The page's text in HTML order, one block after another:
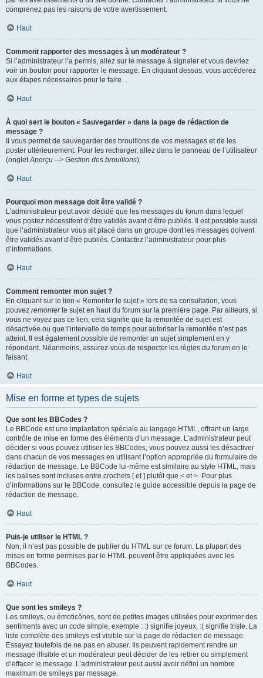
comprenez pas les raisons de votre avertissement.
Haut
Comment rapporter des messages à un modérateur ?
Si l’administrateur l’a permis, allez sur le message à signaler et vous devriez
voir un bouton pour rapporter le message. En cliquant dessus, vous accéderez
aux étapes nécessaires pour le faire.
Haut
À quoi sert le bouton « Sauvegarder » dans la page de rédaction de
message ?
Il vous permet de sauvegarder des brouillons de vos messages et de les
poster ultérieurement. Pour les recharger, allez dans le panneau de l’utilisateur
(ongletAperçu --> Gestion des brouillons).
Haut
Pourquoi mon message doit être validé ?
L’administrateur peut avoir décidé que les messages du forum dans lequel
vous postez nécessitent d’être validés avant d’être publiés. Il est possible aussi
que l’administrateur vous ait placé dans un groupe dont les messages doivent
être validés avant d’être publiés. Contactez l’administrateur pour plus
d’informations.
Haut
Comment remonter mon sujet ?
En cliquant sur le lien « Remonter le sujet » lors de sa consultation, vous
pouvez remonterle sujet en haut du forum sur la première page. Par ailleurs, si
vous ne voyez pas ce lien, cela signifie que la remontée de sujet est
désactivée ou que l’intervalle de temps pour autoriser la remontée n’est pas
atteint. Il est également possible de remonter un sujet simplement en y
répondant. Néanmoins, assurez-vous de respecter les règles du forum en le
faisant.
Haut
Mise en forme et types de sujets
Que sont les BBCodes ?
Le BBCode est une implantation spéciale au langage HTML, offrant un large
contrôle de mise en forme des éléments d’un message. L’administrateur peut
décider si vous pouvez utiliser les BBCodes, vous pouvez aussi les désactiver
dans chacun de vos messages en utilisant l’option appropriée du formulaire de
rédaction de message. Le BBCode lui-même est similaire au style HTML, mais
les balises sont incluses entre crochets [ et ] plutôt que < et >. Pour plus
d’informations sur le BBCode, consultez le guide accessible depuis la page de
rédaction de message.
Haut
Puis-je utiliser le HTML ?
Non, il n’est pas possible de publier du HTML sur ce forum. La plupart des
mises en forme permises par le HTML peuvent être appliquées avec les
BBCodes.
Haut
Que sont les smileys ?
Les smileys, ou émoticônes, sont de petites images utilisées pour exprimer des
sentiments avec un code simple, exemple : :) signifie joyeux, :( signifie triste. La
liste complète des smileys est visible sur la page de rédaction de message.
Essayez toutefois de ne pas en abuser. Ils peuvent rapidement rendre un
message illisible et un modérateur peut décider de les retirer ou simplement
d’effacer le message. L’administrateur peut aussi avoir défini un nombre
maximum de smileys par message.